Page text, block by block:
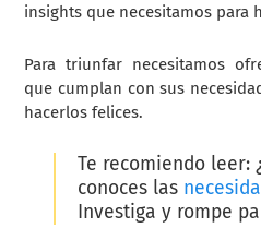
insights que necesitamos para
Para triunfar necesitamos
que cumplan con sus
hacerlos felices.
Te recomiendo leer:
conoces las
Investiga y rompe